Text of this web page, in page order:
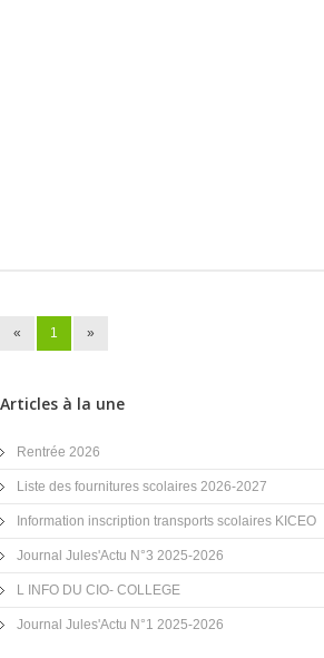
« 1 »
Articles à la une
Rentrée 2026
Liste des fournitures scolaires 2026-2027
Information inscription transports scolaires KICEO
Journal Jules'Actu N°3 2025-2026
L INFO DU CIO- COLLEGE
Journal Jules'Actu N°1 2025-2026